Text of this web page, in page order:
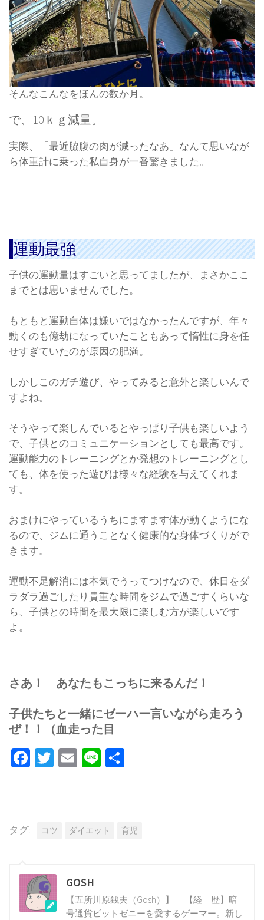
そんなこんなをほんの数か月。
で、10ｋｇ減量。
実際、「最近脇腹の肉が減ったなあ」なんて思いなが
ら体重計に乗った私自身が一番驚きました。
運動最強
子供の運動量はすごいと思ってましたが、まさかここ
までとは思いませんでした。
もともと運動自体は嫌いではなかったんですが、年々
動くのも億劫になっていたこともあって惰性に身を任
せすぎていたのが原因の肥満。
しかしこのガチ遊び、やってみると意外と楽しいんで
すよね。
そうやって楽しんでいるとやっぱり子供も楽しいよう
で、子供とのコミュニケーションとしても最高です。
運動能力のトレーニングとか発想のトレーニングとし
ても、体を使った遊びは様々な経験を与えてくれま
す。
おまけにやっているうちにますます体が動くようにな
るので、ジムに通うことなく健康的な身体づくりがで
きます。
運動不足解消には本気でうってつけなので、休日をダ
ラダラ過ごしたり貴重な時間をジムで過ごすくらいな
ら、子供との時間を最大限に楽しむ方が楽しいです
よ。
さあ！ あなたもこっちに来るんだ！
子供たちと一緒にゼーハー言いながら走ろう
ぜ！！（血走った目
Facebook
Twitter
Email
Line
タグ: コツ ダイエット 育児
GOSH
【五所川原銭夫（Gosh）】 【経 歴】暗
号通貨ビットゼニーを愛するゲーマー。新し